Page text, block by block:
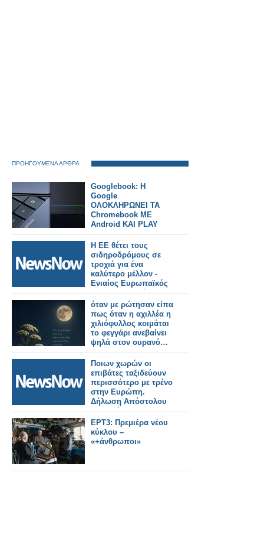
ΠΡΟΗΓΟΥΜΕΝΑ ΑΡΘΡΑ
Googlebook: H
Google
ΟΛΟΚΛΗΡΩΝΕΙ ΤΑ
Chromebook ΜΕ
Android KAI PLAY
STORE KAI A.I.
Η ΕΕ θέτει τους
σιδηροδρόμους σε
τροχιά για ένα
καλύτερο μέλλον -
Ενιαίος Ευρωπαϊκός
Σιδηροδρομικός
Χώρος.
όταν με ρώτησαν είπα
πως όταν η αχιλλέα η
χιλιόφυλλος κοιμάται
το φεγγάρι ανεβαίνει
ψηλά στον ουρανό…
Ποιων χωρών οι
επιβάτες ταξιδεύουν
περισσότερο με τρένο
στην Ευρώπη.
Δήλωση Απόστολου
Τζιτζικώστα.
ΕΡΤ3: Πρεμιέρα νέου
κύκλου –
«+άνθρωποι»